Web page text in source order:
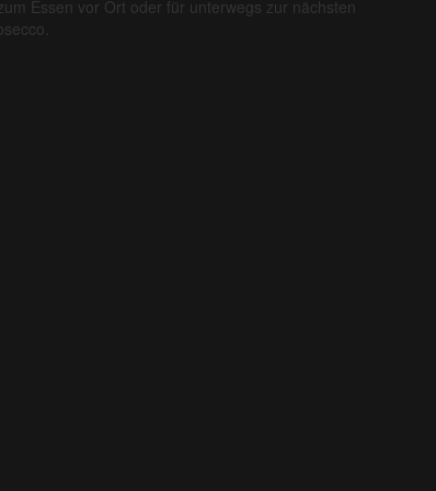
Essen vor Ort oder für unterwegs zur nächsten